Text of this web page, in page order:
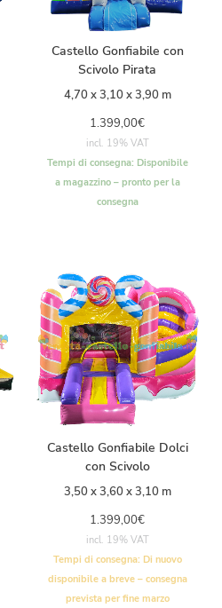
Castello Gonfiabile con
Scivolo Pirata
4,70 x 3,10 x 3,90 m
1.399,00€
incl. 19% VAT
Tempi di consegna: Disponibile
a magazzino – pronto per la
consegna
Castello Gonfiabile Dolci
con Scivolo
3,50 x 3,60 x 3,10 m
1.399,00€
incl. 19% VAT
Tempi di consegna: Di nuovo
disponibile a breve – consegna
prevista per fine marzo